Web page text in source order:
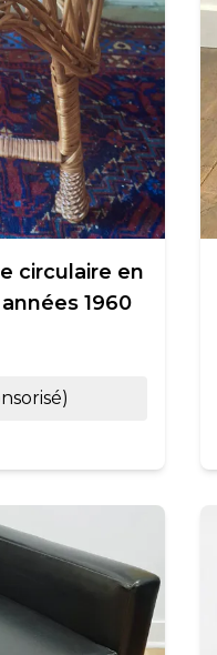
circulaire en
1960